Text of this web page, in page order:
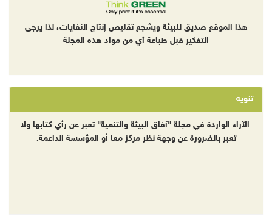
هذا الموقع صديق للبيئة ويشجع تقليص إنتاج النفايات، لذا يرجى
التفكير قبل طباعة أي من مواد هذه المجلة
تنويه
الآراء الواردة في مجلة "آفاق البيئة والتنمية" تعبر عن رأي كتابها ولا
تعبر بالضرورة عن وجهة نظر مركز معا أو المؤسسة الداعمة.